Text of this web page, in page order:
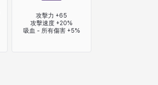
攻擊力 +65
攻擊速度 +20%
吸血 - 所有傷害 +5%